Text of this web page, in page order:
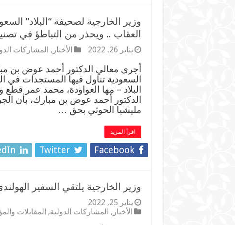
وزير الخارجية لصحيفة “البلاد”
العقاب .. ويحذر من التباطؤ في
يناير 26, 2022 الأخبار , المشاركات
أجرى معالي الدكتور أحمد عوض بن
السعودية تناول فيها المستجدات في
البلاد – مها العواودة، محمد عمر
الدكتور أحمد عوض بن مبارك، بأن
مليشيا الحوثي بحق …
اقرأ المزيد
Facebook
Twitter
وزير الخارجية يلتقي السفير
يناير 25, 2022
الأخبار , المشاركات الدولية, المقابلات